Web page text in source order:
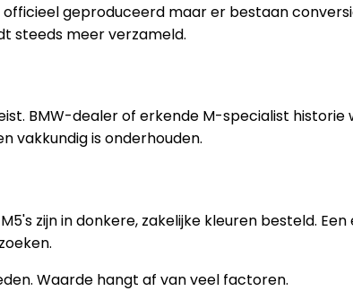
officieel geproduceerd maar er bestaan
steeds meer verzameld.
BMW-dealer of erkende M-specialist
vakkundig is onderhouden.
zijn in donkere, zakelijke kleuren besteld.
Waarde hangt af van veel factoren.